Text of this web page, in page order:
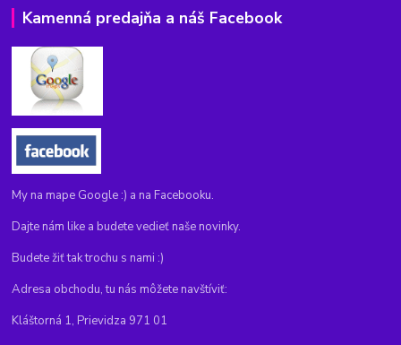
Kamenná predajňa a náš Facebook
My na mape Google :) a na Facebooku.
Dajte nám like a budete vedieť naše novinky.
Budete žiť tak trochu s nami :)
Adresa obchodu, tu nás môžete navštíviť:
Kláštorná 1, Prievidza 971 01